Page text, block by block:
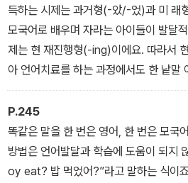
체 어휘 개념을 이해하기 시작하는데요.
리 등)부터 시작해 점차 몸(손, 발, 배 등
< I’m gonna getcha! 잡으러 간다!>
득하는 시제는 과거형(-았/-었)과 미 래
모국어로 배우며 자라는 아이들이 발달
제는 현 재진행형(-ing)이에요. 따라서
아 언어치료를 하는 과정에서도 한 낱말
합하는 단계에서 문장 표현 단계로 넘어
자극해주는 문법형태 소 중 하나이기도
가 ~를 하고 있어)’와 같은 문장의 표현
는 데 유용합니다.
< Mommy is cooking. 엄마가 요리하
P.245
똑같은 말을 한 번은 영어, 한 번은 모국
방법은 언어발달과 학습에 도움이 되지
oy eat? 밥 먹었어?”라고 말하는 식이